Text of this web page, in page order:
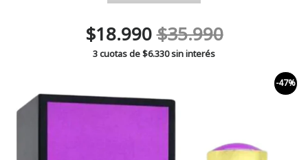
$18.990$35.990
3 cuotas de$6.330sin interés
-47%